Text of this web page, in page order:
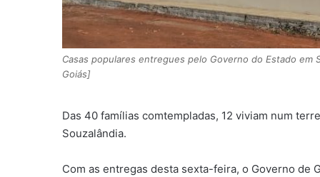
Casas populares entregues pelo Governo do Estado
Goiás]
Das 40 famílias comtempladas, 12 viviam num
Souzalândia.
Com as entregas desta sexta-feira, o Governo de